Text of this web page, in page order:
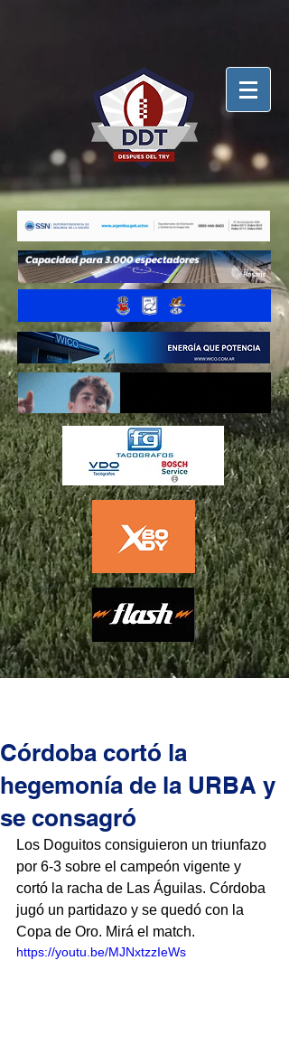
Córdoba cortó la
hegemonía de la URBA y
se consagró
Los Doguitos consiguieron un triunfazo
por 6-3 sobre el campeón vigente y
cortó la racha de Las Águilas. Córdoba
jugó un partidazo y se quedó con la
Copa de Oro. Mirá el match.
https://youtu.be/MJNxtzzIeWs